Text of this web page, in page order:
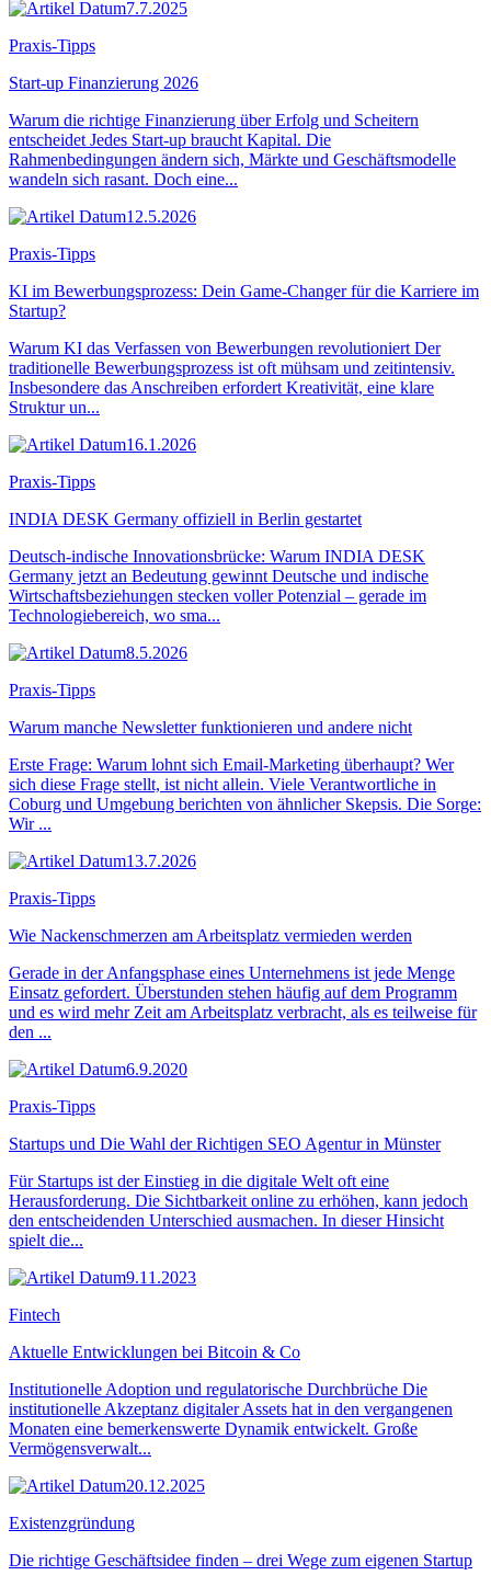
7.7.2025
Praxis-Tipps
Start-up Finanzierung 2026
Warum die richtige Finanzierung über Erfolg und Scheitern
entscheidet Jedes Start-up braucht Kapital. Die
Rahmenbedingungen ändern sich, Märkte und Geschäftsmodelle
wandeln sich rasant. Doch eine...
12.5.2026
Praxis-Tipps
KI im Bewerbungsprozess: Dein Game-Changer für die Karriere im
Startup?
Warum KI das Verfassen von Bewerbungen revolutioniert Der
traditionelle Bewerbungsprozess ist oft mühsam und zeitintensiv.
Insbesondere das Anschreiben erfordert Kreativität, eine klare
Struktur un...
16.1.2026
Praxis-Tipps
INDIA DESK Germany offiziell in Berlin gestartet
Deutsch-indische Innovationsbrücke: Warum INDIA DESK
Germany jetzt an Bedeutung gewinnt Deutsche und indische
Wirtschaftsbeziehungen stecken voller Potenzial – gerade im
Technologiebereich, wo sma...
8.5.2026
Praxis-Tipps
Warum manche Newsletter funktionieren und andere nicht
Erste Frage: Warum lohnt sich Email-Marketing überhaupt? Wer
sich diese Frage stellt, ist nicht allein. Viele Verantwortliche in
Coburg und Umgebung berichten von ähnlicher Skepsis. Die Sorge:
Wir ...
13.7.2026
Praxis-Tipps
Wie Nackenschmerzen am Arbeitsplatz vermieden werden
Gerade in der Anfangsphase eines Unternehmens ist jede Menge
Einsatz gefordert. Überstunden stehen häufig auf dem Programm
und es wird mehr Zeit am Arbeitsplatz verbracht, als es teilweise für
den ...
6.9.2020
Praxis-Tipps
Startups und Die Wahl der Richtigen SEO Agentur in Münster
Für Startups ist der Einstieg in die digitale Welt oft eine
Herausforderung. Die Sichtbarkeit online zu erhöhen, kann jedoch
den entscheidenden Unterschied ausmachen. In dieser Hinsicht
spielt die...
9.11.2023
Fintech
Aktuelle Entwicklungen bei Bitcoin & Co
Institutionelle Adoption und regulatorische Durchbrüche Die
institutionelle Akzeptanz digitaler Assets hat in den vergangenen
Monaten eine bemerkenswerte Dynamik entwickelt. Große
Vermögensverwalt...
20.12.2025
Existenzgründung
Die richtige Geschäftsidee finden – drei Wege zum eigenen Startup